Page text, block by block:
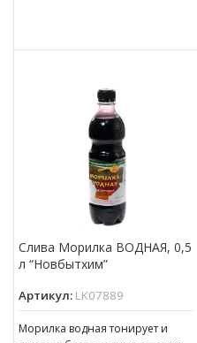
Слива Морилка ВОДНАЯ, 0,5
л “Новбытхим”
Артикул: LK07889
Морилка водная тонирует и